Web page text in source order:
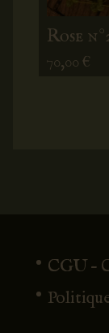
Rose
€
CGU –